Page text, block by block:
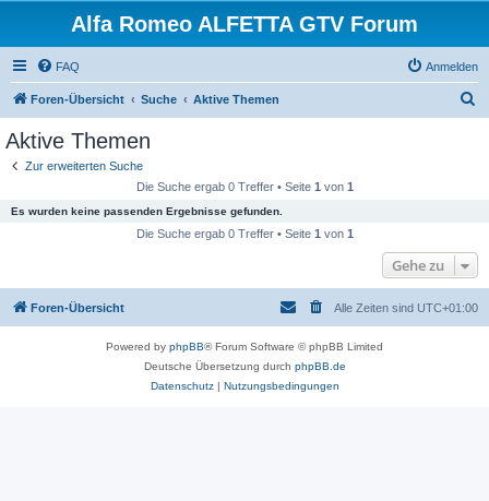
Alfa Romeo ALFETTA GTV Forum
FAQ Anmelden
Foren-Übersicht Suche Aktive Themen
Aktive Themen
Zur erweiterten Suche
Die Suche ergab 0 Treffer • Seite 1 von 1
Es wurden keine passenden Ergebnisse gefunden.
Die Suche ergab 0 Treffer • Seite 1 von 1
Gehe zu
Foren-Übersicht Alle Zeiten sind UTC+01:00
Powered by phpBB® Forum Software © phpBB Limited
Deutsche Übersetzung durch phpBB.de
Datenschutz| Nutzungsbedingungen